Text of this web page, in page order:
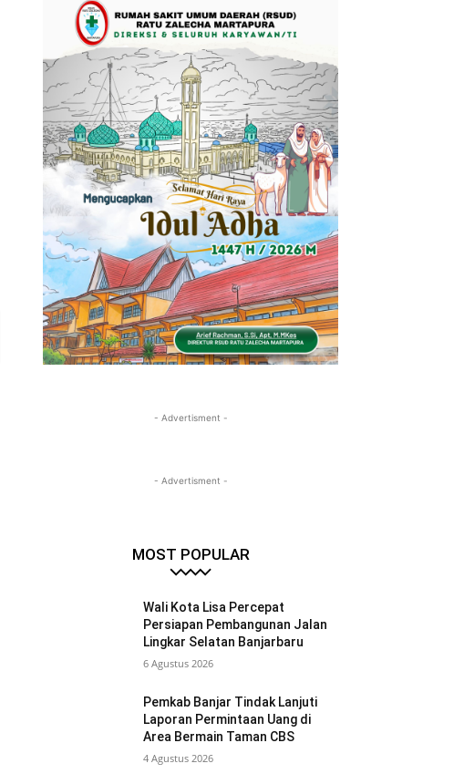
- Advertisment -
- Advertisment -
MOST POPULAR
Wali Kota Lisa Percepat
Persiapan Pembangunan Jalan
Lingkar Selatan Banjarbaru
6 Agustus 2026
Pemkab Banjar Tindak Lanjuti
Laporan Permintaan Uang di
Area Bermain Taman CBS
4 Agustus 2026